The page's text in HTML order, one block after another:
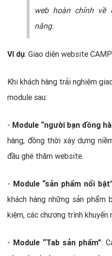
web hoàn chỉnh
năng.
Ví dụ: Giao diện website CAMP
Khi khách hàng trải nghiệm
module sau:
- Module “người bạn đồng
hàng, đồng thời xây dựng
đầu ghé thăm website.
- Module “sản phẩm nổi
khách hàng những sản
kiệm, các chương trình khuyến
- Module “Tab sản phẩm”: